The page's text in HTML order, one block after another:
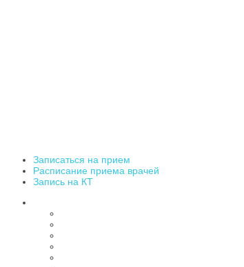
Записаться на прием
Расписание приема врачей
Запись на КТ